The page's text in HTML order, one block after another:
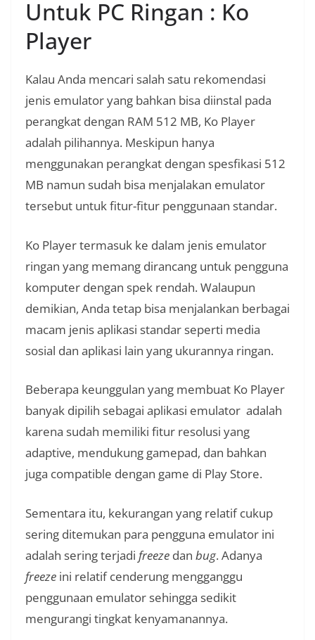
Untuk PC Ringan : Ko
Player
Kalau Anda mencari salah satu rekomendasi
jenis emulator yang bahkan bisa diinstal pada
perangkat dengan RAM 512 MB, Ko Player
adalah pilihannya. Meskipun hanya
menggunakan perangkat dengan spesfikasi 512
MB namun sudah bisa menjalakan emulator
tersebut untuk fitur-fitur penggunaan standar.
Ko Player termasuk ke dalam jenis emulator
ringan yang memang dirancang untuk pengguna
komputer dengan spek rendah. Walaupun
demikian, Anda tetap bisa menjalankan berbagai
macam jenis aplikasi standar seperti media
sosial dan aplikasi lain yang ukurannya ringan.
Beberapa keunggulan yang membuat Ko Player
banyak dipilih sebagai aplikasi emulator adalah
karena sudah memiliki fitur resolusi yang
adaptive, mendukung gamepad, dan bahkan
juga compatible dengan game di Play Store.
Sementara itu, kekurangan yang relatif cukup
sering ditemukan para pengguna emulator ini
adalah sering terjadi freeze dan bug. Adanya
freeze ini relatif cenderung mengganggu
penggunaan emulator sehingga sedikit
mengurangi tingkat kenyamanannya.